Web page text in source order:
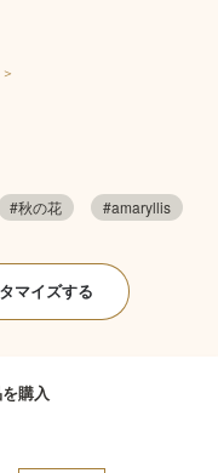
#秋の花 #amaryllis
マイズする
購入